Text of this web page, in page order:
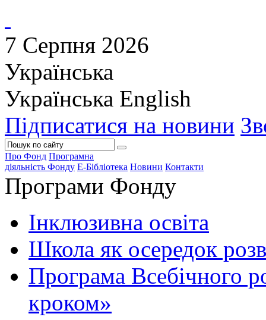
7 Серпня 2026
Українська
Українська English
Підписатися на новини
Про Фонд Програмна
діяльність Фонду Е-Бібліотека Новини Контакти
Програми Фонду
Інклюзивна освіта
Школа як осередок
Програма Всебічного
кроком»